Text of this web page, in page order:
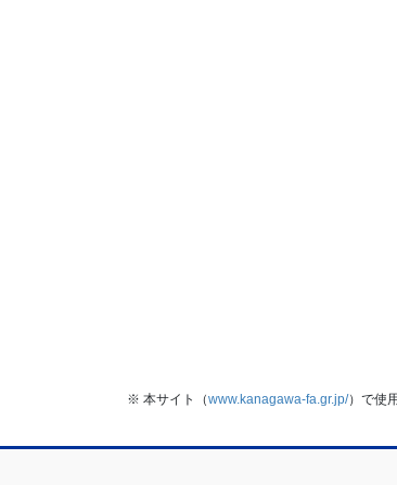
※ 本サイト（www.kanagawa-fa.gr.jp/）で使